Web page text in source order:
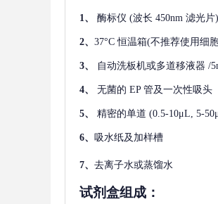
1、 酶标仪 (波长 450nm 滤光片)
2、 37°C 恒温箱(不推荐使用细
3、 自动洗板机或多道移液器 /
4、 无菌的 EP 管及一次性吸头
5、 精密的单道 (0.5-10μL, 5-
6、 吸水纸及加样槽
7、 去离子水或蒸馏水
试剂盒组成：